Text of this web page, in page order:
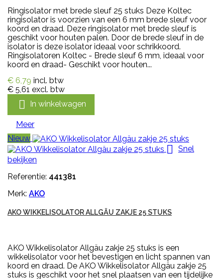
Ringisolator met brede sleuf 25 stuks Deze Koltec
ringisolator is voorzien van een 6 mm brede sleuf voor
koord en draad. Deze ringisolator met brede sleuf is
geschikt voor houten palen. Door de brede sleuf in de
isolator is deze isolator ideaal voor schrikkoord.
Ringisolatoren Koltec - Brede sleuf 6 mm, ideaal voor
koord en draad- Geschikt voor houten...
€ 6,79 incl. btw
€ 5,61 excl. btw
 In winkelwagen
Meer
Nieuw
 Snel
bekijken
Referentie: 441381
Merk: AKO
AKO WIKKELISOLATOR ALLGÄU ZAKJE 25 STUKS
AKO Wikkelisolator Allgäu zakje 25 stuks is een
wikkelisolator voor het bevestigen en licht spannen van
koord en draad. De AKO Wikkelisolator Allgäu zakje 25
stuks is geschikt voor het snel plaatsen van een tijdelijke